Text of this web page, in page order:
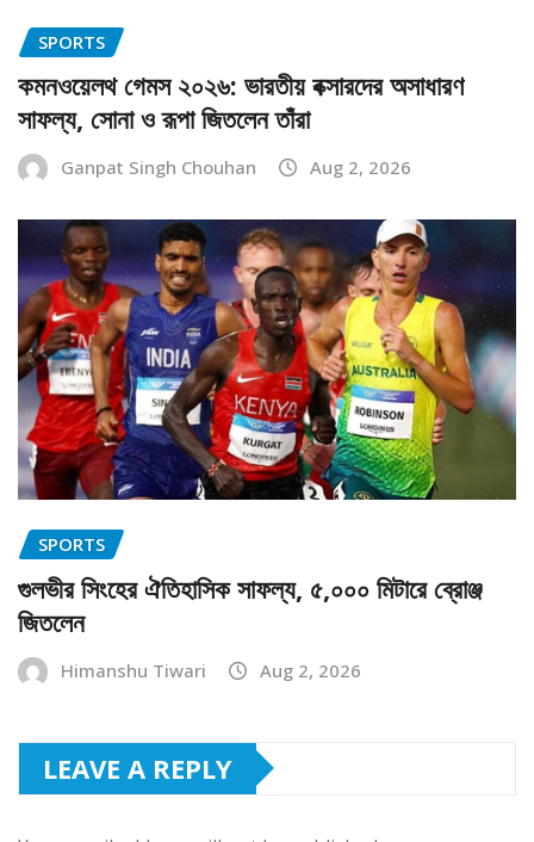
SPORTS
কমনওয়েলথ গেমস ২০২৬: ভারতীয় বক্সারদের অসাধারণ
সাফল্য, সোনা ও রূপা জিতলেন তাঁরা
Ganpat Singh Chouhan Aug 2, 2026
SPORTS
গুলভীর সিংহের ঐতিহাসিক সাফল্য, ৫,০০০ মিটারে ব্রোঞ্জ
জিতলেন
Himanshu Tiwari Aug 2, 2026
LEAVE A REPLY